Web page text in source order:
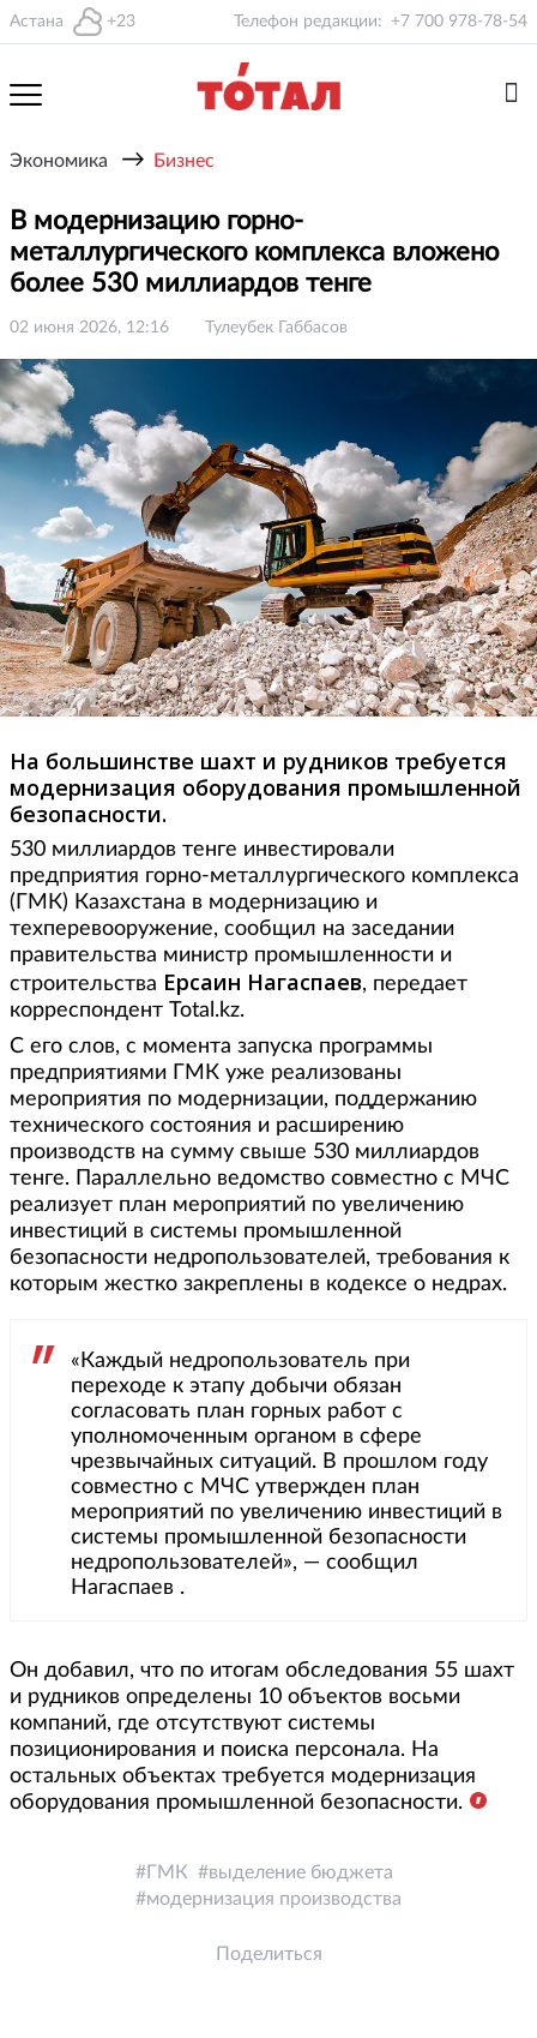
Астана +23 Телефон редакции: +7 700 978-78-54
Экономика → Бизнес
В модернизацию горно-
металлургического комплекса вложено
более 530 миллиардов тенге
02 июня 2026, 12:16 Тулеубек Габбасов
На большинстве шахт и рудников требуется
модернизация оборудования промышленной
безопасности.
530 миллиардов тенге инвестировали
предприятия горно-металлургического комплекса
(ГМК) Казахстана в модернизацию и
техперевооружение, сообщил на заседании
правительства министр промышленности и
строительства Ерсаин Нагаспаев, передает
корреспондент Total.kz.
С его слов, с момента запуска программы
предприятиями ГМК уже реализованы
мероприятия по модернизации, поддержанию
технического состояния и расширению
производств на сумму свыше 530 миллиардов
тенге. Параллельно ведомство совместно с МЧС
реализует план мероприятий по увеличению
инвестиций в системы промышленной
безопасности недропользователей, требования к
которым жестко закреплены в кодексе о недрах.
«Каждый недропользователь при
переходе к этапу добычи обязан
согласовать план горных работ с
уполномоченным органом в сфере
чрезвычайных ситуаций. В прошлом году
совместно с МЧС утвержден план
мероприятий по увеличению инвестиций в
системы промышленной безопасности
недропользователей», — сообщил
Нагаспаев .
Он добавил, что по итогам обследования 55 шахт
и рудников определены 10 объектов восьми
компаний, где отсутствуют системы
позиционирования и поиска персонала. На
остальных объектах требуется модернизация
оборудования промышленной безопасности.
ГМК
выделение бюджета
модернизация производства
Поделиться